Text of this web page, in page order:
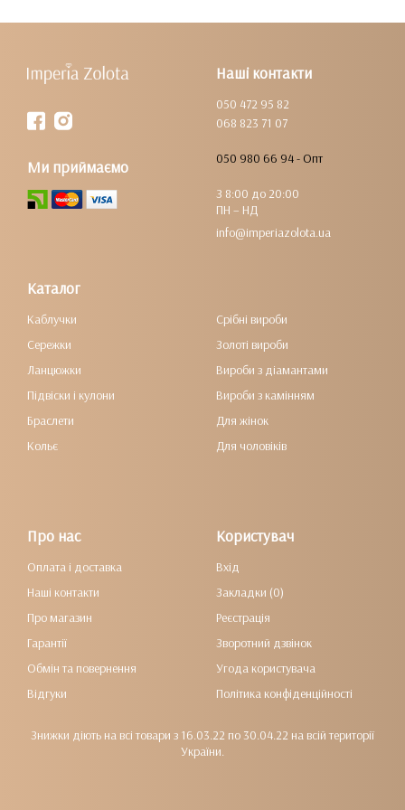
Наші контакти
050 472 95 82
068 823 71 07
050 980 66 94 - Опт
З 8:00 до 20:00
ПН – НД
info@imperiazolota.ua
Ми приймаємо
Каталог
Каблучки
Сережки
Ланцюжки
Підвіски і кулони
Браслети
Кольє
Срібні вироби
Золоті вироби
Вироби з діамантами
Вироби з камінням
Для жінок
Для чоловіків
Про нас
Оплата і доставка
Наші контакти
Про магазин
Гарантії
Обмін та повернення
Відгуки
Користувач
Вхід
Закладки (0)
Реєстрація
Зворотний дзвінок
Угода користувача
Політика конфіденційності
Знижки діють на всі товари з 16.03.22 по 30.04.22 на всій території
України.